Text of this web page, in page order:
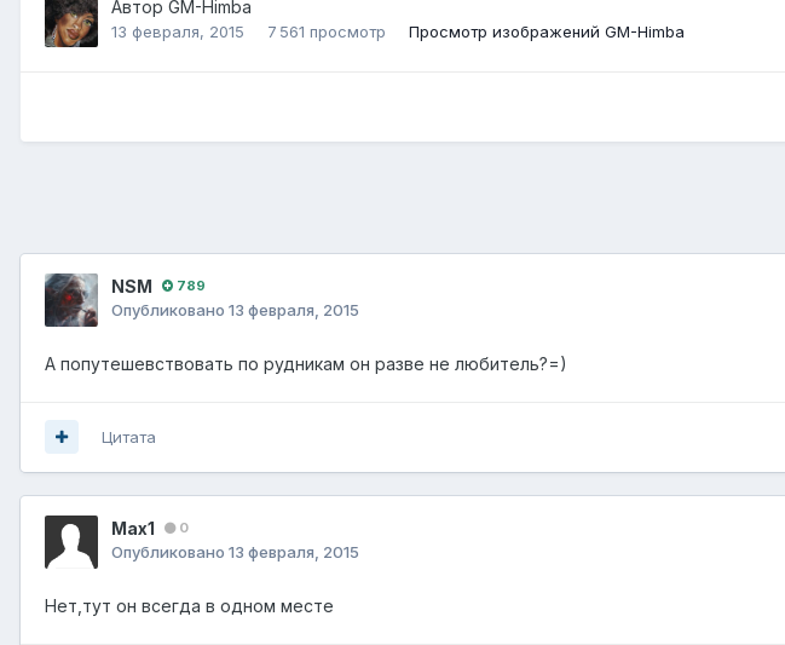
Автор GM-Himba
13 февраля, 2015 7 561 просмотр Просмотр изображений GM-Himba
NSM 789
Опубликовано 13 февраля, 2015
А попутешевствовать по рудникам он разве не любитель?=)
Цитата
Max1 0
Опубликовано 13 февраля, 2015
Нет,тут он всегда в одном месте